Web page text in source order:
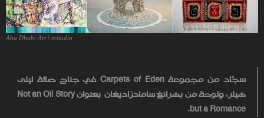
Abu Dhabi Art \ mstudio
سجّاد من مجموعة Carpets of Eden في جناح صالة ليلى
هيلر، ولوحة من بهرانغ سامادزاديغان بعنوان Not an Oil Story
but a Romance.